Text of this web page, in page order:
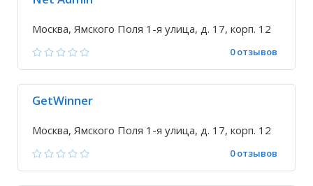
Москва, Ямского Поля 1-я улица, д. 17, корп. 12
0 отзывов
GetWinner
Москва, Ямского Поля 1-я улица, д. 17, корп. 12
0 отзывов